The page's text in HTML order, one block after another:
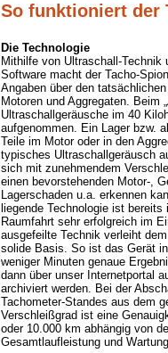
So funktioniert der
Die Technologie
Mithilfe von Ultraschall-Technik
Software macht der Tacho-
Angaben über den
Motoren und Aggregaten. Beim
Ultraschallgeräusche im 40
aufgenommen. Ein Lager bzw.
Teile im Motor oder in den
typisches Ultraschallgeräusch
sich mit zunehmendem
einen bevorstehenden Motor-,
Lagerschaden u.a. erkennen
liegende Technologie ist bereits
Raumfahrt sehr erfolgreich im
ausgefeilte Technik verleiht
solide Basis. So ist das Gerät
weniger Minuten genaue
dann über unser Internetportal
archiviert werden. Bei der
Tachometer-Standes aus dem
Verschleißgrad ist eine
oder 10.000 km abhängig von
Gesamtlaufleistung und